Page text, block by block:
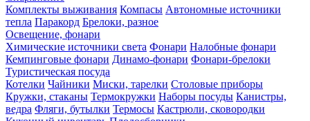
Комплекты выживания Компасы Автономные источники
тепла Паракорд Брелоки, разное
Освещение, фонари
Химические источники света Фонари Налобные фонари
Кемпинговые фонари Динамо-фонари Фонари-брелоки
Туристическая посуда
Котелки Чайники Миски, тарелки Столовые приборы
Кружки, стаканы Термокружки Наборы посуды Канистры,
ведра Фляги, бутылки Термосы Кастрюли, сковородки